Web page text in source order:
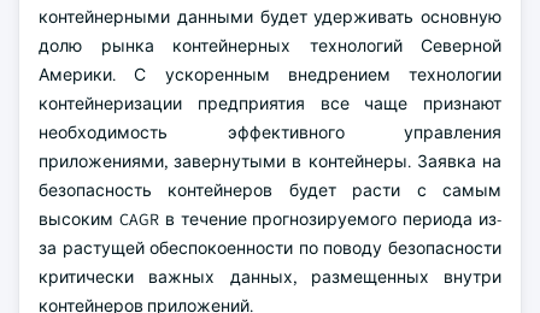
контейнерными данными будет удерживать основную
долю рынка контейнерных технологий Северной
Америки. С ускоренным внедрением технологии
контейнеризации предприятия все чаще признают
необходимость эффективного управления
приложениями, завернутыми в контейнеры. Заявка на
безопасность контейнеров будет расти с самым
высоким CAGR в течение прогнозируемого периода из-
за растущей обеспокоенности по поводу безопасности
критически важных данных, размещенных внутри
контейнеров приложений.